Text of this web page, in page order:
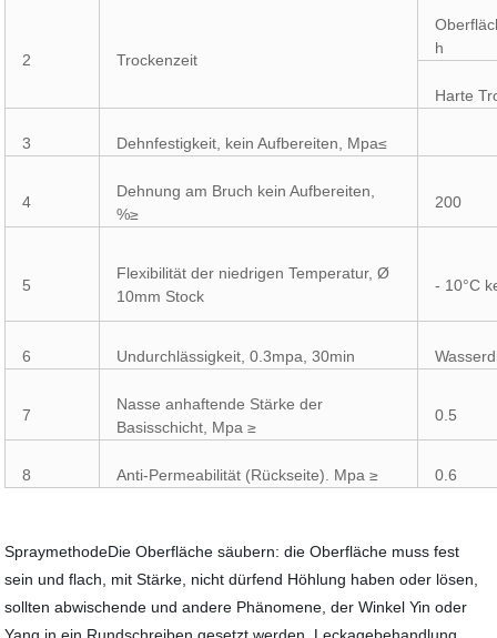
2 Trockenzeit
h
Harte
3 Dehnfestigkeit, kein Aufbereiten, Mpa≤
4
Dehnung am Bruch kein Aufbereiten,
%≥
200
5
Flexibilität der niedrigen Temperatur, Ø
10mm Stock
- 10°C
6 Undurchlässigkeit, 0.3mpa, 30min
7
Nasse anhaftende Stärke der
Basisschicht, Mpa ≥
0.5
8 Anti-Permeabilität (Rückseite). Mpa ≥ 0.6
SpraymethodeDie Oberfläche säubern: die Oberfläche muss fest
sein und flach, mit Stärke, nicht dürfend Höhlung haben oder lösen,
sollten abwischende und andere Phänomene, der Winkel Yin oder